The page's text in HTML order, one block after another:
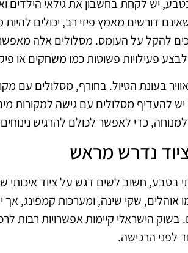
יש לקחת בחשבון את גילאי הילדים
דורשים מאמץ פיזי רב, יכולים
להקל על העומס. מסלולים אלה
פעילויות פשוטות כמו משחקים או
בעונת הטיול. בחורף, מסלולים עם
יש להעדיף מסלולים עם גישה למקורות
כדי לאפשר לכולם להרגיש
נדרש מראש
חשוב לשים דגש על ציוד איכותי
אוהלים, שקי שינה, ומערכות קמפינג,
הישראלי קיימות אפשרויות רבות
לפני הרכישה.